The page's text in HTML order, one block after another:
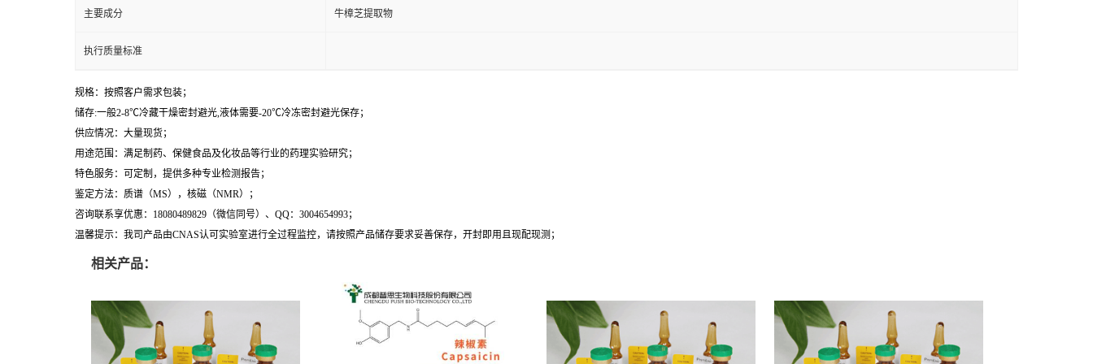
主要成分 牛樟芝提取物
执行质量标准
规格：按照客户需求包装；
储存:一般2-8℃冷藏干燥密封避光,液体需要-20℃冷冻密封避光保存；
供应情况：大量现货；
用途范围：满足制药、保健食品及化妆品等行业的药理实验研究；
特色服务：可定制，提供多种专业检测报告；
鉴定方法：质谱（MS），核磁（NMR）；
咨询联系享优惠：18080489829（微信同号）、QQ：3004654993；
温馨提示：我司产品由CNAS认可实验室进行全过程监控，请按照产品储存要求妥善保存，开封即用且现配现测；
相关产品：